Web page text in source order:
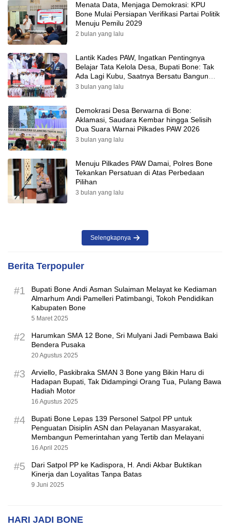
Menata Data, Menjaga Demokrasi: KPU
Bone Mulai Persiapan Verifikasi Partai Politik
Menuju Pemilu 2029
2 bulan yang lalu
Lantik Kades PAW, Ingatkan Pentingnya
Belajar Tata Kelola Desa, Bupati Bone: Tak
Ada Lagi Kubu, Saatnya Bersatu Bangun
Desa
3 bulan yang lalu
Demokrasi Desa Berwarna di Bone:
Aklamasi, Saudara Kembar hingga Selisih
Dua Suara Warnai Pilkades PAW 2026
3 bulan yang lalu
Menuju Pilkades PAW Damai, Polres Bone
Tekankan Persatuan di Atas Perbedaan
Pilihan
3 bulan yang lalu
Selengkapnya
Berita Terpopuler
#1
Bupati Bone Andi Asman Sulaiman Melayat ke Kediaman
Almarhum Andi Pamelleri Patimbangi, Tokoh Pendidikan
Kabupaten Bone
5 Maret 2025
#2
Harumkan SMA 12 Bone, Sri Mulyani Jadi Pembawa Baki
Bendera Pusaka
20 Agustus 2025
#3
Arviello, Paskibraka SMAN 3 Bone yang Bikin Haru di
Hadapan Bupati, Tak Didampingi Orang Tua, Pulang Bawa
Hadiah Motor
16 Agustus 2025
#4
Bupati Bone Lepas 139 Personel Satpol PP untuk
Penguatan Disiplin ASN dan Pelayanan Masyarakat,
Membangun Pemerintahan yang Tertib dan Melayani
16 April 2025
#5
Dari Satpol PP ke Kadispora, H. Andi Akbar Buktikan
Kinerja dan Loyalitas Tanpa Batas
9 Juni 2025
HARI JADI BONE